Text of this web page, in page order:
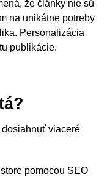
že články nie sú
na unikátne potreby
Personalizácia
publikácie.
viaceré
pomocou SEO